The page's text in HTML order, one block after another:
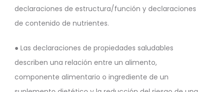
declaraciones de estructura/función y declaraciones
de contenido de nutrientes.
● Las declaraciones de propiedades saludables
describen una relación entre un alimento,
componente alimentario o ingrediente de un